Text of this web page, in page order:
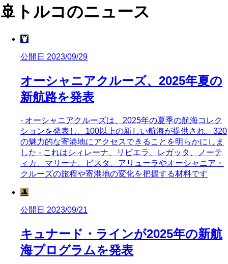
🚢 トルコのニュース
🦞
公開日 2023/09/29
オーシャニアクルーズ、2025年夏の
新航路を発表
- オーシャニアクルーズは、2025年の夏季の航海コレク
ションを発表し、100以上の新しい航海が提供され、320
の魅力的な寄港地にアクセスできることを明らかにしま
した - これはシィレーナ、リビエラ、レガッタ、ノーテ
ィカ、マリーナ、ビスタ、アリューラやオーシャニア・
クルーズの旅程や寄港地の変化を把握する材料です
🎩
公開日 2023/09/21
キュナード・ラインが2025年の新航
海プログラムを発表